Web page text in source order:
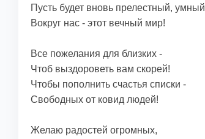
Пусть будет вновь прелестный, умный
Вокруг нас - этот вечный мир!
Все пожелания для близких -
Чтоб выздороветь вам скорей!
Чтобы пополнить счастья списки -
Свободных от ковид людей!
Желаю радостей огромных,